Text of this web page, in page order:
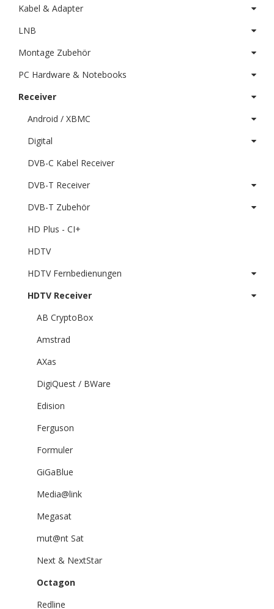
Kabel & Adapter
LNB
Montage Zubehör
PC Hardware & Notebooks
Receiver
Android / XBMC
Digital
DVB-C Kabel Receiver
DVB-T Receiver
DVB-T Zubehör
HD Plus - CI+
HDTV
HDTV Fernbedienungen
HDTV Receiver
AB CryptoBox
Amstrad
AXas
DigiQuest / BWare
Edision
Ferguson
Formuler
GiGaBlue
Media@link
Megasat
mut@nt Sat
Next & NextStar
Octagon
Redline